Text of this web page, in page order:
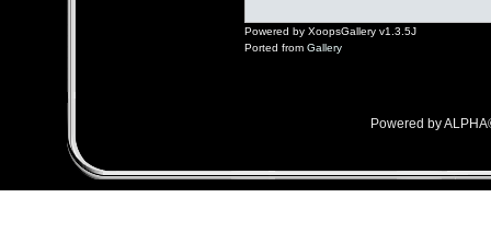
Powered by XoopsGallery v1.3.5J
Ported from Gallery
Powered by